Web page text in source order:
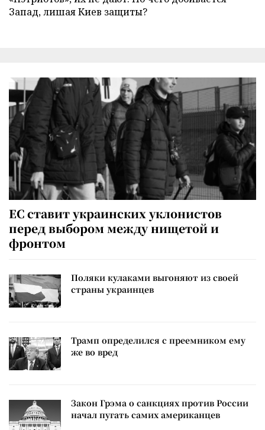
Запад, лишая Киев защиты?
ЕС ставит украинских уклонистов
перед выбором между нищетой и
фронтом
Поляки кулаками выгоняют из своей
страны украинцев
Трамп определился с преемником ему
же во вред
Закон Грэма о санкциях против России
начал пугать самих американцев